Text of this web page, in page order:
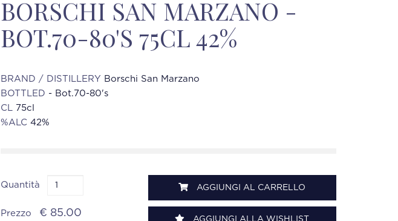
BORSCHI SAN MARZANO -
BOT.70-80'S 75CL 42%
BRAND / DISTILLERY Borschi San Marzano
BOTTLED - Bot.70-80's
CL 75cl
%ALC 42%
Quantità
Prezzo € 85.00
AGGIUNGI AL CARRELLO
AGGIUNGI ALLA WISHLIST